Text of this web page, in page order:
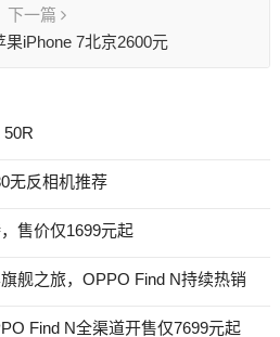
下一篇
果iPhone 7北京2600元
无反相机推荐
售价仅1699元起
舰之旅，OPPO Find N持续热销
Find N全渠道开售仅7699元起